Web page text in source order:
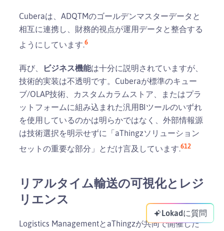
Cuberaは、ADQTMのゴールデンマスターデータと
相互に連携し、財務的視点が運用データと整合する
ようにしています.6
再び、 ビジネス機能は十分に説明されていますが、
技術的実装は不透明です。Cuberaが標準のキュー
ブ/OLAP技術、カスタムカラムストア、またはプラ
ットフォームに組み込まれた汎用BIツールのいずれ
を使用しているのかは明らかではなく、外部情報源
は技術選択を明示せずに「aThingzソリューション
セットの重要な部分」とだけ言及しています.612
リアルタイム輸送の可視化とレジ
リエンス
Logistics ManagementとaThingzが共同で開催した
Lokadに質問